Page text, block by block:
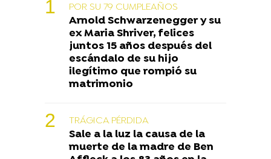
POR SU 79 CUMPLEAÑOS
Arnold Schwarzenegger y su
ex Maria Shriver, felices
juntos 15 años después del
escándalo de su hijo
ilegítimo que rompió su
matrimonio
TRÁGICA PÉRDIDA
Sale a la luz la causa de la
muerte de la madre de Ben